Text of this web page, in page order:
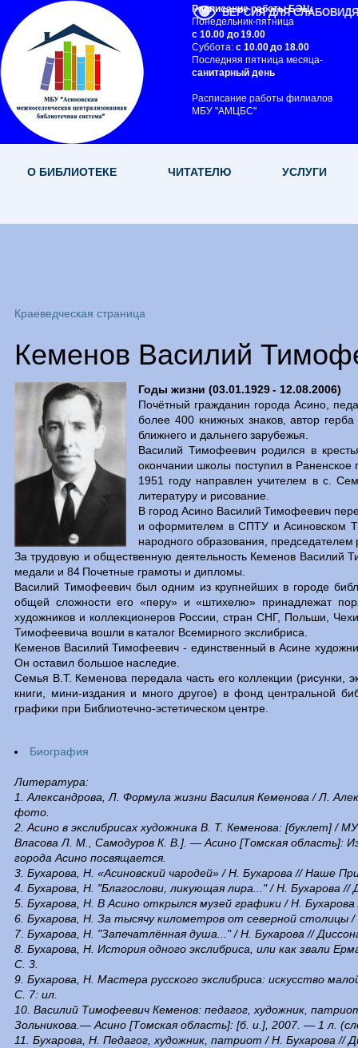
Расписание работы БЭЦ:
Понедельник-пятница
с 10.00 до 19.00
Суббота: с 10.00 до 18.00
Последняя пятница месяца-
санитарный день
Расписание работы филиалов
МБУ "АМЦБС"
ВЕРСИЯ ДЛЯ
О БИБЛИОТЕКЕ ЧИТАТЕЛЮ УСЛУГИ
Краеведческая страница
Кеменов Василий
Годы жизни (03.01.1929 - 12.08.2006)
Почётный гражданин города Асино,
более 400 книжных знаков, автор
ближнего и дальнего зарубежья.
Василий Тимофеевич родился в
окончании школы поступил в Раненское
1951 году направлен учителем в с.
литературу и рисование.
В город Асино Василий Тимофеевич
и оформителем в СПТУ и Асиновском
народного образования,
За трудовую и общественную деятельность Кеменов Василий
медали и 84 Почетные грамоты и дипломы.
Василий Тимофеевич был одним из крупнейших в городе
общей сложности его «перу» и «штихелю» принадлежат
художников и коллекционеров России, стран СНГ, Польши,
Тимофеевича вошли в каталог Всемирного экслибриса.
Кеменов Василий Тимофеевич - единственный в Асине
Он оставил большое наследие.
Семья В.Т. Кеменова передала часть его коллекции (рисунки,
книги, мини-издания и много другое) в фонд центральной
графики при Библиотечно-эстетическом центре.
Биография
Литература:
1. Александрова, Л. Формула жизни Василия Кеменова / Л.
фото.
2. Асино в экслибрисах художника В. Т. Кеменова: [буклет] /
Власова Л. М., Самодуров К. В.]. — Асино [Томская область]:
города Асино посвящается.
3. Бухарова, Н. «Асиновский чародей» / Н. Бухарова // Наше
4. Бухарова, Н. "Благослови, ликующая лира..." / Н.
5. Бухарова, Н. В Асино открылся музей графики / Н.
6. Бухарова, Н. За тысячу километров от северной
7. Бухарова, Н. "Запечатлённая душа..." / Н. Бухарова //
8. Бухарова, Н. История одного экслибриса, или как звали
С. 3.
9. Бухарова, Н. Мастера русского экслибриса: искусство
С. 7: ил.
10. Василий Тимофеевич Кеменов: педагог, художник,
Зольникова.— Асино [Томская область]: [б. и.], 2007. — 1 л.
11. Бухарова, Н. Педагог, художник, патриот / Н. Бухарова